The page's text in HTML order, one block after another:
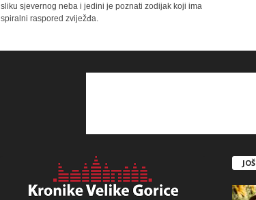
sliku sjevernog neba i jedini je poznati zodijak koji ima
spiralni raspored zviježđa.